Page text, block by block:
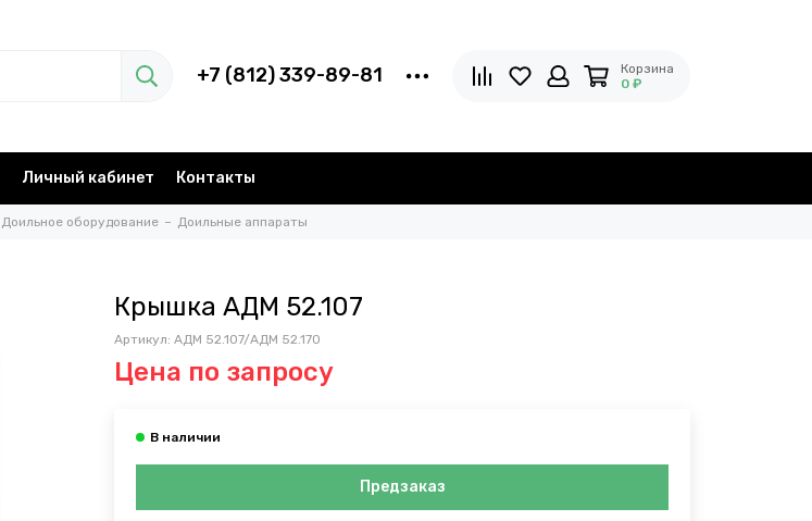
+7 (812) 339-89-81
Корзина
0 ₽
Личный кабинет Контакты
Доильное оборудование Доильные аппараты
Крышка АДМ 52.107
Артикул: АДМ 52.107/АДМ 52.170
Цена по запросу
Предзаказ